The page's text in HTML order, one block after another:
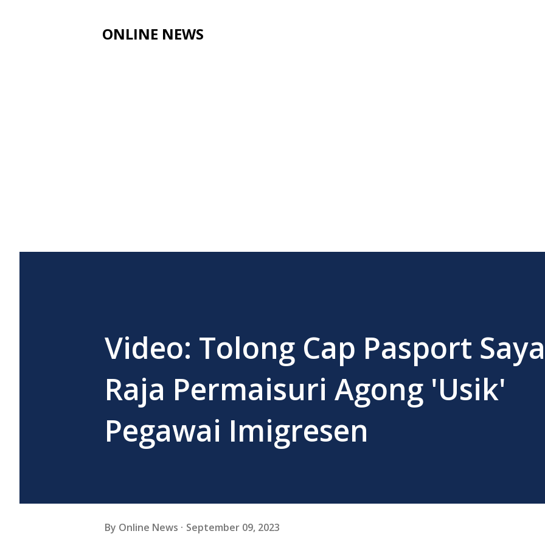
ONLINE NEWS
Video: Tolong Cap Pasport
Raja Permaisuri Agong 'Usik'
Pegawai Imigresen
By Online News September 09, 2023